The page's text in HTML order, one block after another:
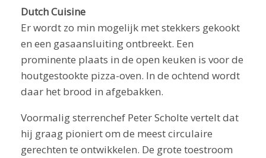
Dutch Cuisine
Er wordt zo min mogelijk met stekkers gekookt
en een gasaansluiting ontbreekt. Een
prominente plaats in de open keuken is voor de
houtgestookte pizza-oven. In de ochtend wordt
daar het brood in afgebakken.
Voormalig sterrenchef Peter Scholte vertelt dat
hij graag pioniert om de meest circulaire
gerechten te ontwikkelen. De grote toestroom